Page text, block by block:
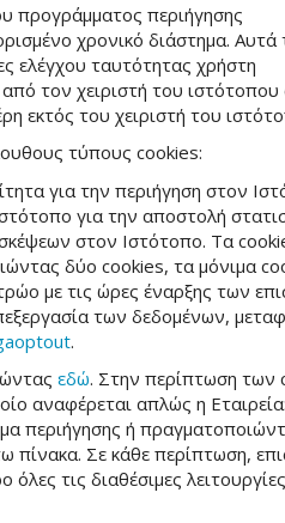
προγράμματος περιήγησης
χρονικό διάστημα.
ελέγχου ταυτότητας χρήστη
τον χειριστή του
εκτός του χειριστή του
τύπους cookies:
για την περιήγηση στον
για την αποστολή
στον Ιστότοπο. Τα
δύο cookies, τα μόνιμα
με τις ώρες έναρξης των
των δεδομένων,
.
εδώ. Στην περίπτωση των
αναφέρεται απλώς η
ή
Σε κάθε περίπτωση,
τις διαθέσιμες